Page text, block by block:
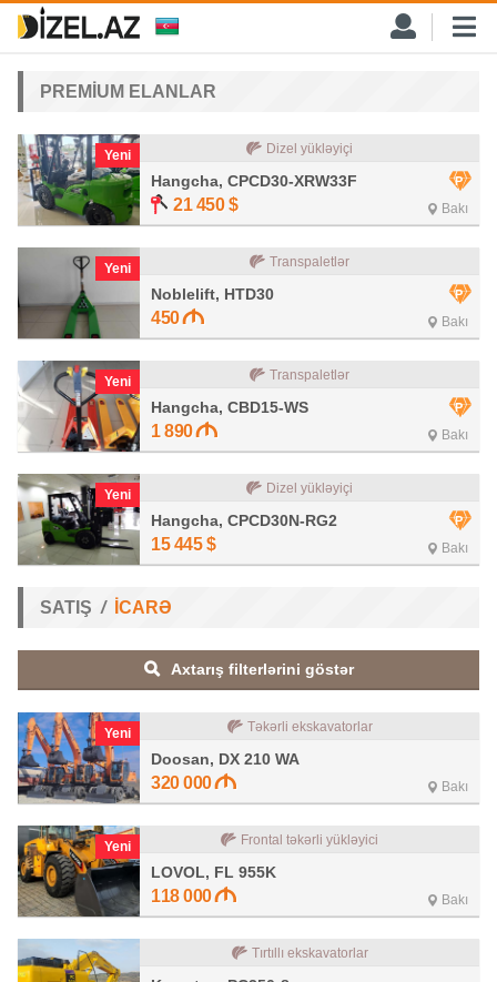
PREMİUM ELANLAR
Yeni Dizel yükləyiçi
Hangcha, CPCD30-XRW33F
21 450 $ Bakı
Yeni Transpaletlər
Noblelift, HTD30
450 Bakı
Yeni Transpaletlər
Hangcha, CBD15-WS
1 890 Bakı
Yeni Dizel yükləyiçi
Hangcha, CPCD30N-RG2
15 445 $ Bakı
SATIŞ İCARƏ
Axtarış filterlərini göstər
Yeni Təkərli ekskavatorlar
Doosan, DX 210 WA
320 000 Bakı
Yeni Frontal təkərli yükləyici
LOVOL, FL 955K
118 000 Bakı
Tırtıllı ekskavatorlar